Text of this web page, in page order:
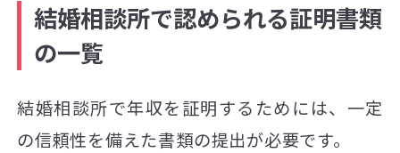
結婚相談所で認められる証明書類
の一覧
結婚相談所で年収を証明するためには、一定
の信頼性を備えた書類の提出が必要です。